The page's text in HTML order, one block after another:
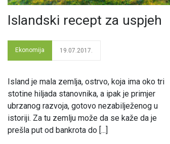
Islandski recept za uspjeh
Ekonomija 19.07.2017.
Island je mala zemlja, ostrvo, koja ima oko tri
stotine hiljada stanovnika, a ipak je primjer
ubrzanog razvoja, gotovo nezabilježenog u
istoriji. Za tu zemlju može da se kaže da je
prešla put od bankrota do [...]